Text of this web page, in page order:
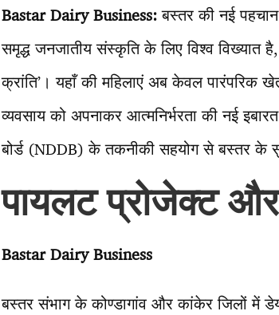
Bastar Dairy Business:बस्तर की नई
समृद्ध जनजातीय संस्कृति के लिए विश्व विख्यात
क्रांति’। यहाँ की महिलाएं अब केवल पारंपरिक
व्यवसाय को अपनाकर आत्मनिर्भरता की नई
बोर्ड (NDDB) के तकनीकी सहयोग से बस्तर के
पायलट प्रोजेक्ट
Bastar Dairy Business
बस्तर संभाग के कोण्डागांव और कांकेर जिलों में